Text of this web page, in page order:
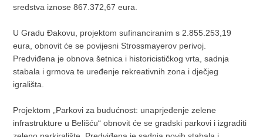
sredstva iznose 867.372,67 eura.
U Gradu Đakovu, projektom sufinanciranim s 2.855.253,19
eura, obnovit će se povijesni Strossmayerov perivoj.
Predviđena je obnova šetnica i historicističkog vrta, sadnja
stabala i grmova te uređenje rekreativnih zona i dječjeg
igrališta.
Projektom „Parkovi za budućnost: unaprjeđenje zelene
infrastrukture u Belišću“ obnovit će se gradski parkovi i izgraditi